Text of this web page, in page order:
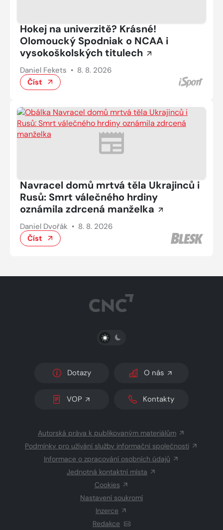
Hokej na univerzitě? Krásné!
Olomoucký Spodniak o NCAA i
vysokoškolských titulech
Daniel Fekets • 8. 8. 2026
Číst
Navracel domů mrtvá těla Ukrajinců i
Rusů: Smrt válečného hrdiny
oznámila zdrcená manželka
Daniel Dvořák • 8. 8. 2026
Číst
PŘEPNOUT SVĚTLÝ/TMAVÝ REŽIM
Dotazy O nás
VOP Kontakty
Autorská práva k publikovaným materiálům
Podmínky pro užívání služby informační společnosti
Informace o zpracování osobních údajů
Jednotná kontaktní místa
Cookies
Nastavení soukromí
Inzerce
Redakce